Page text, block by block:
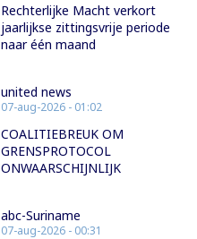
Rechterlijke Macht verkort
jaarlijkse zittingsvrije periode
naar één maand
united news
07-aug-2026 - 01:02
COALITIEBREUK OM
GRENSPROTOCOL
ONWAARSCHIJNLIJK
abc-Suriname
07-aug-2026 - 00:31